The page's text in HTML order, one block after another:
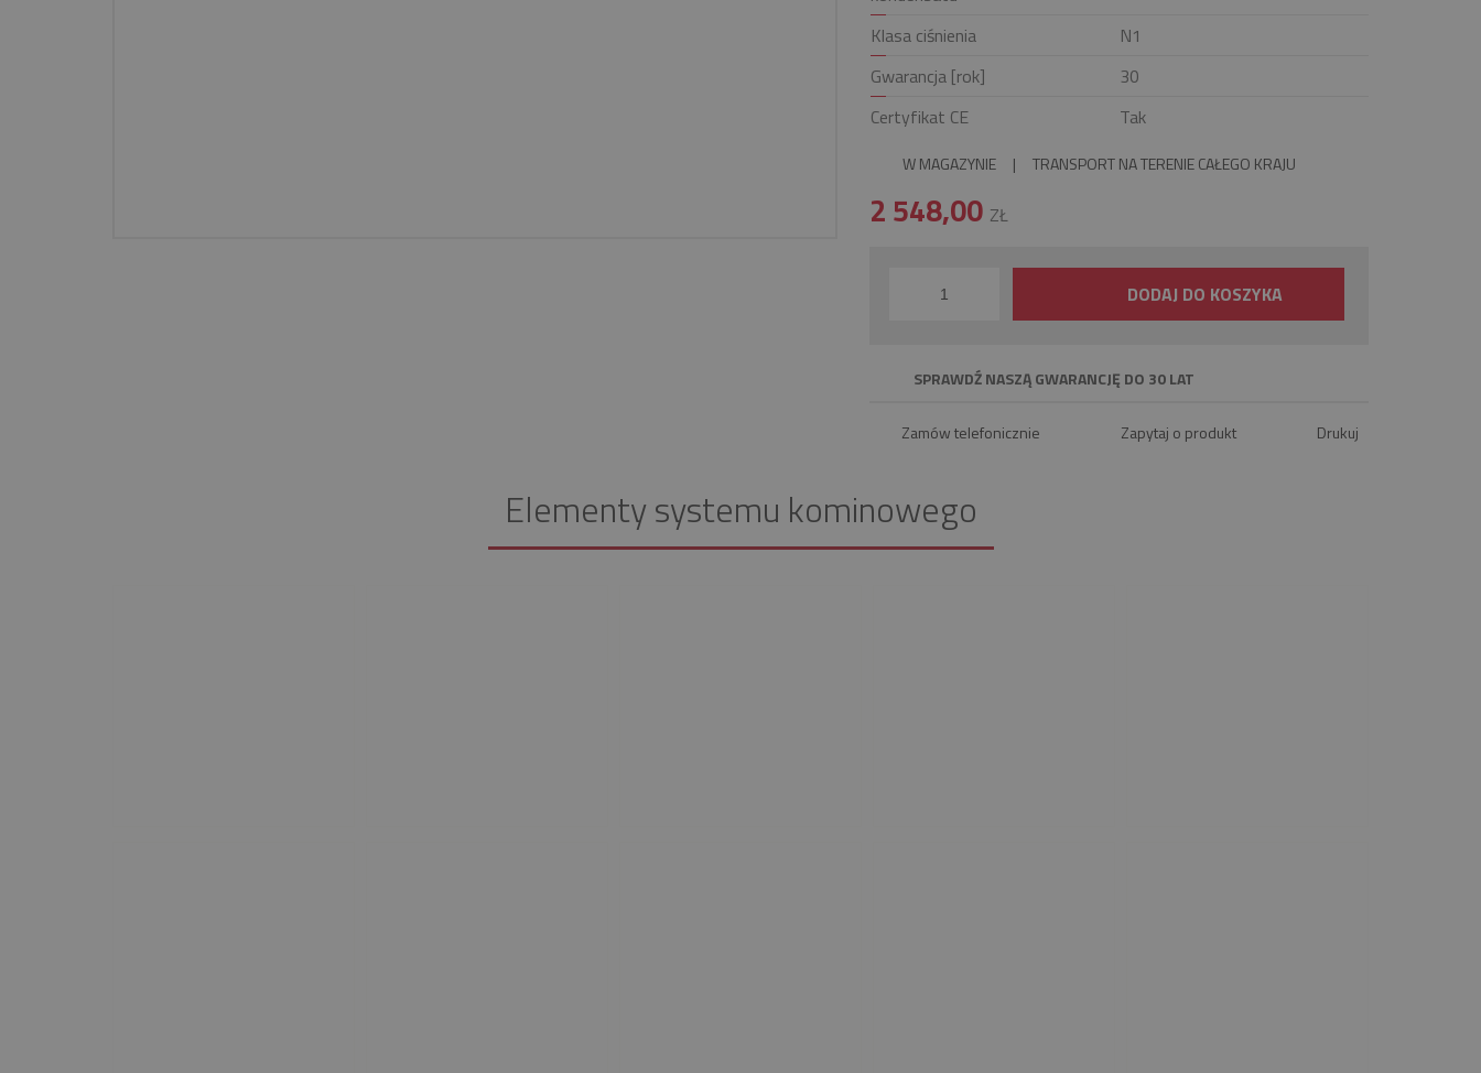
Klasa ciśnienia
N1
Gwarancja [rok]
30
Certyfikat CE
Tak
W MAGAZYNIE | TRANSPORT NA TERENIE CAŁEGO KRAJU
2 548,00 ZŁ
DODAJ DO KOSZYKA
SPRAWDŹ NASZĄ GWARANCJĘ DO 30 LAT
Zamów telefonicznie Zapytaj o produkt Drukuj
Elementy systemu kominowego